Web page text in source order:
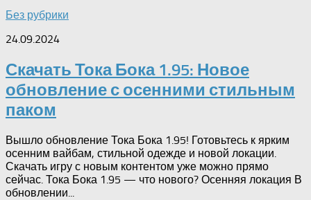
Без рубрики
24.09.2024
Скачать Тока Бока 1.95: Новое
обновление с осенними стильным
паком
Вышло обновление Тока Бока 1.95! Готовьтесь к ярким
осенним вайбам, стильной одежде и новой локации.
Скачать игру с новым контентом уже можно прямо
сейчас. Тока Бока 1.95 — что нового? Осенняя локация В
обновлении...